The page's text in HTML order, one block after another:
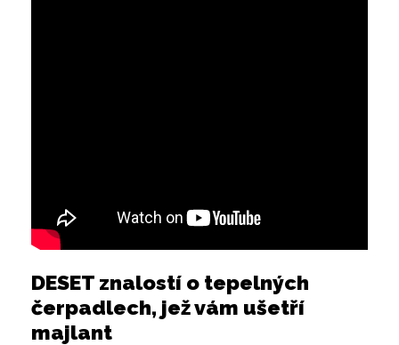
DESET znalostí o tepelných
čerpadlech, jež vám ušetří
majlant